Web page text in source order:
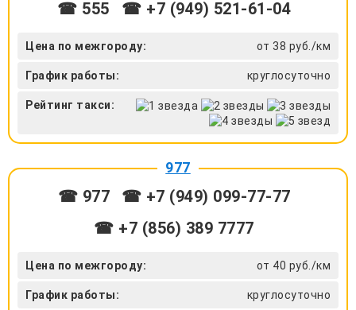
☎ 555 ☎ +7 (949) 521-61-04
Цена по межгороду: от 38 руб./км
График работы: круглосуточно
Рейтинг такси:
977
☎ 977
☎ +7 (949) 099-77-77
☎ +7 (856) 389 7777
Цена по межгороду: от 40 руб./км
График работы: круглосуточно